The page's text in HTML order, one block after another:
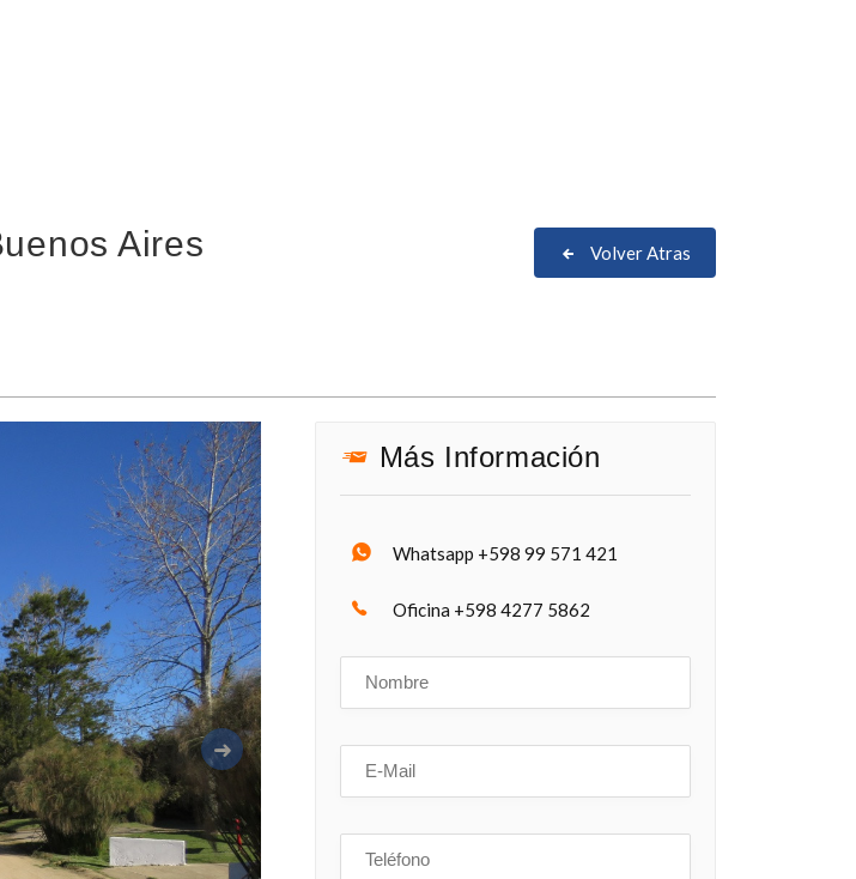
Aires Volver Atras
Siguiente
Más Información
Whatsapp +598 99 571 421
Oficina +598 4277 5862